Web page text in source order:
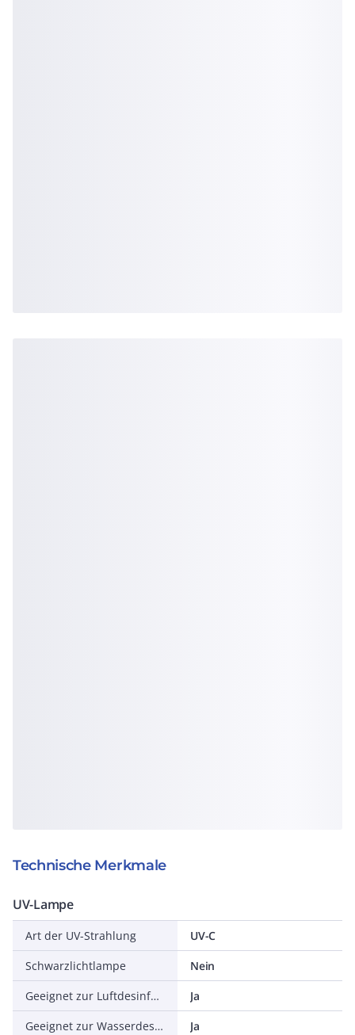
Technische Merkmale
UV-Lampe
Art der UV-Strahlung
UV-C
Schwarzlichtlampe
Nein
Geeignet zur Luftdesinfektion
Ja
Geeignet zur Wasserdesinfektion
Ja